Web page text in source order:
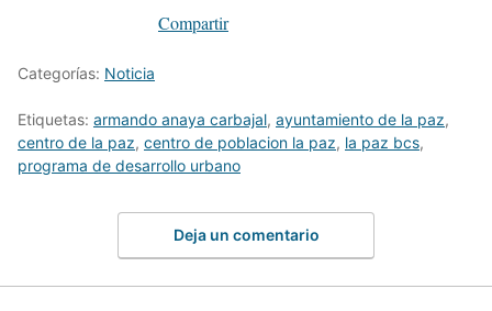
Compartir
Categorías: Noticia
Etiquetas: armando anaya carbajal, ayuntamiento de la paz,
centro de la paz, centro de poblacion la paz, la paz bcs,
programa de desarrollo urbano
Deja un comentario